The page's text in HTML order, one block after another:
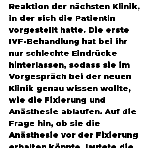
Reaktion der nächsten Klinik,
in der sich die Patientin
vorgestellt hatte. Die erste
IVF-Behandlung hat bei ihr
nur schlechte Eindrücke
hinterlassen, sodass sie im
Vorgespräch bei der neuen
Klinik genau wissen wollte,
wie die Fixierung und
Anästhesie ablaufen. Auf die
Frage hin, ob sie die
Anästhesie vor der Fixierung